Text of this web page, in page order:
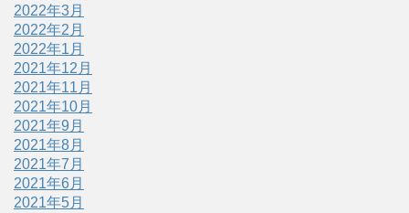
2022年3月
2022年2月
2022年1月
2021年12月
2021年11月
2021年10月
2021年9月
2021年8月
2021年7月
2021年6月
2021年5月